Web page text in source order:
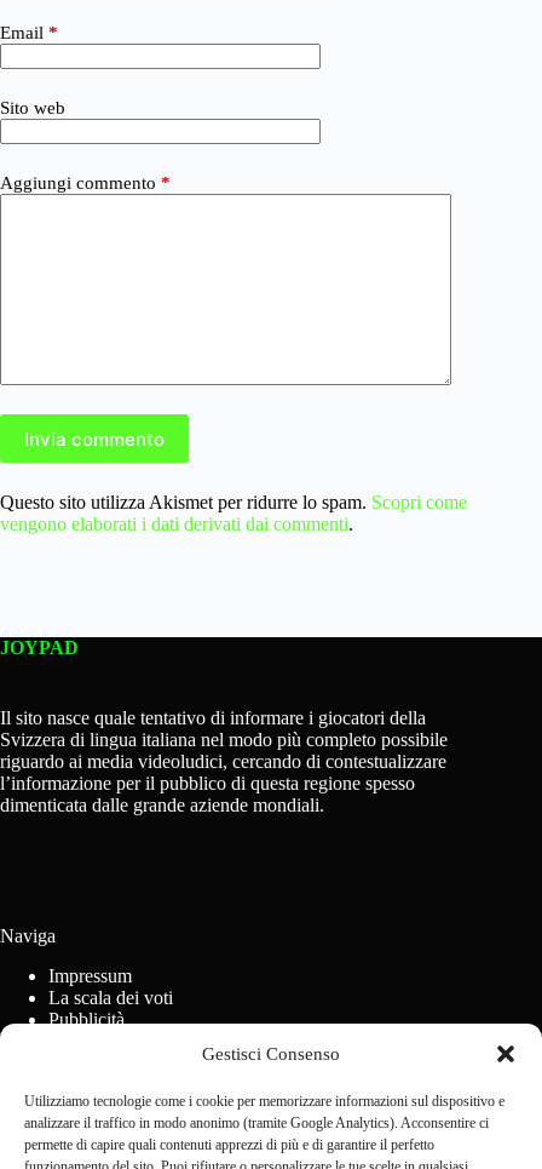
Gestisci Consenso
Utilizziamo tecnologie come i cookie per memorizzare informazioni sul dispositivo e
analizzare il traffico in modo anonimo (tramite Google Analytics). Acconsentire ci
permette di capire quali contenuti apprezzi di più e di garantire il perfetto
Email *
Sito web
Aggiungi commento *
Invia commento
Questo sito utilizza Akismet per ridurre lo spam. Scopri come
vengono elaborati i dati derivati dai commenti.
JOYPAD
Il sito nasce quale tentativo di informare i giocatori della
Svizzera di lingua italiana nel modo più completo possibile
riguardo ai media videoludici, cercando di contestualizzare
l’informazione per il pubblico di questa regione spesso
dimenticata dalle grande aziende mondiali.
Naviga
Impressum
La scala dei voti
Pubblicità
Contact us